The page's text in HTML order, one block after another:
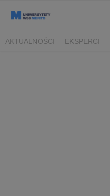
AKTUALNOŚCI EKSPERCI